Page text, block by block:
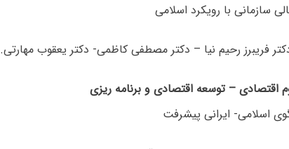
سازمانی با رویکرد اسلامی
فریبرز رحیم نیا – دکتر مصطفی کاظمی- دکتر یعقوب مهارتی.
اقتصادی – توسعه اقتصادی و برنامه ریزی
اسلامی- ایرانی پیشرفت